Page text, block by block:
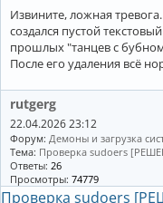
Извините, ложная
создался пустой
прошлых "танцев с
После его удаления всё
rutgerg
22.04.2026 23:12
Форум: Демоны и загрузка
Тема: Проверка sudoers
Ответы: 26
Просмотры: 74779
Проверка sudoers